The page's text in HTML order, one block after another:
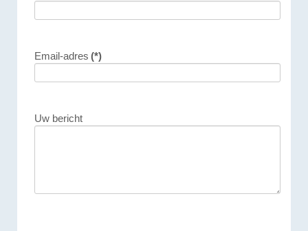
Email-adres (*)
Uw bericht